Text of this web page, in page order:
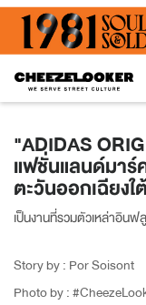
"ADIDAS
แฟชั่นแลนด์มาร์
ตะวันออกเฉียงใ
เป็นงานที่รวมตัวเหล่าอิน
Story by : Por Soisont
Photo by :